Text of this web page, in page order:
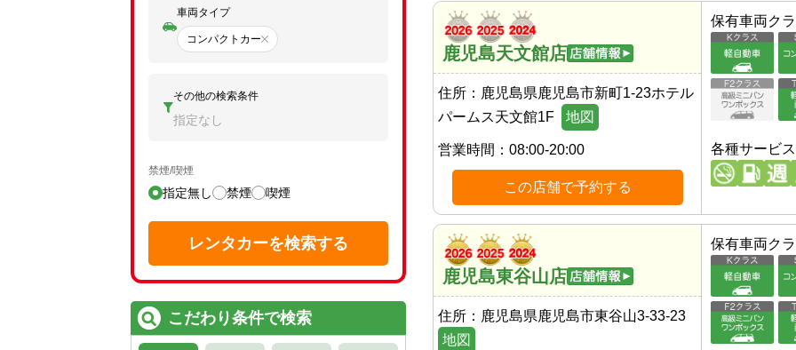
鹿児島天文館店
住所： 鹿児島県鹿児島市新町1-23ホテル
パームス天文館1F
地図
営業時間： 08:00-20:00
この店舗で予約する
保有車両ク
各種サービス
鹿児島東谷山店
住所： 鹿児島県鹿児島市東谷山3-33-23
地図
保有車両ク
車両タイプ
コンパクトカー
その他の検索条件
指定なし
禁煙/喫煙
指定無し 禁煙 喫煙
レンタカーを検索する
こだわり条件で検索